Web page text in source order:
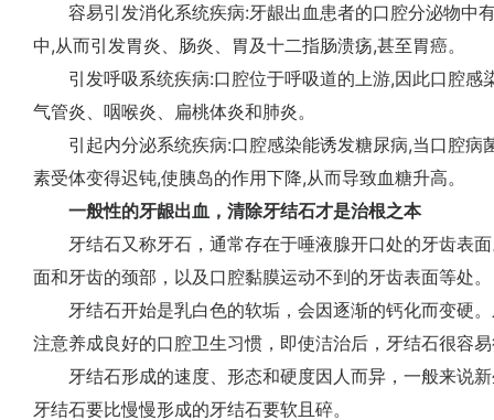
容易引发消化系统疾病:牙龈出血患者的口腔分泌物中
中,从而引发胃炎、肠炎、胃及十二指肠溃疡,甚至胃癌。
引发呼吸系统疾病:口腔位于呼吸道的上游,因此口腔感
气管炎、咽喉炎、扁桃体炎和肺炎。
引起内分泌系统疾病:口腔感染能诱发糖尿病,当口腔病
素受体变得迟钝,使胰岛的作用下降,从而导致血糖升高。
一般性的牙龈出血，清除牙结石才是治根之本
牙结石又称牙石，通常存在于唾液腺开口处的牙齿表面
面和牙齿的颈部，以及口腔黏膜运动不到的牙齿表面等处。
牙结石开始是乳白色的软垢，会因逐渐的钙化而变硬。
注意养成良好的口腔卫生习惯，即使洁治后，牙结石很容
牙结石形成的速度、形态和硬度因人而异，一般来说新
牙结石要比慢慢形成的牙结石要软且碎。